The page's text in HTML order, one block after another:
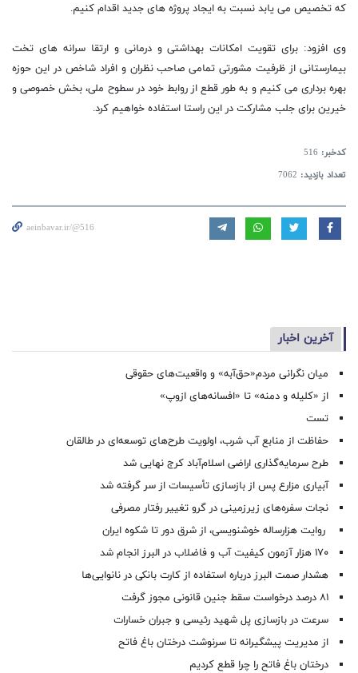
که تخصیص می یابد نسبت به ایجاد پروژه های جدید اقدام کنیم.
وی افزود: برای تقویت امکانات بهداشتی و درمانی و ارتقا سرانه های تخت
بیمارستانی از ظرفیت مشورتی تمامی صاحب نظران و افراد شاخص در این حوزه
بهره برداری می کنیم و به طور قطع از روابط خود در سطوح ملی، بخش خصوصی و
خیرین برای جلب مشارکت در این راستا استفاده خواهیم کرد.
کدخبر: 516
تعداد بازدید: 7062
aeinbavar.ir/@516
آخرین اخبار
میان نگرانی مردم«حق‌آبه» و واقعیت‌های حقوقی
از «کلیله و دمنه» تا «افسانه‌های ازوپ»
تست
حفاظت از منابع آب شرب، اولویت طرح‌های توسعه‌ای در طالقان
طرح سرمایه‌گذاری اراضی اسلام‌آباد کرج نهایی شد
آبیاری مزارع پس از بازسازی تأسیسات از سر گرفته شد
نجات سفره‌های زیرزمینی در گرو تغییر رفتار مصرفی
روایت هزارساله خوشنویسی، از شرق دور تا شکوه ایران
۱۷۰ هزار آزمون کیفیت آب و فاضلاب در البرز انجام شد
هشدار صمت البرز درباره استفاده از کارت بانکی در نانوایی‌ها
۸۱ درصد درخواست‌ سقط جنین قانونی مجوز گرفت
سرعت در بازسازی پل شهید رئیسی و جبران خسارات
از مدیریت پیشگیرانه تا سرنوشت درختان باغ فاتح
درختان باغ فاتح را چرا قطع کردیم